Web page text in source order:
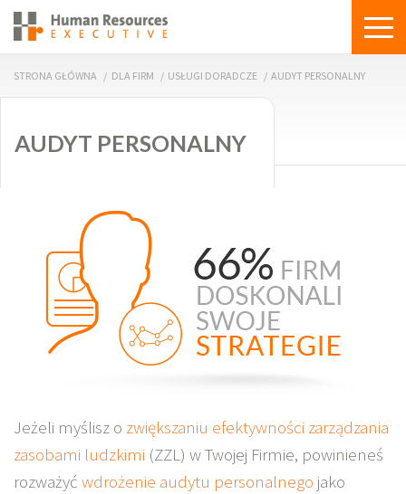
STRONA GŁÓWNA / DLA FIRM / USŁUGI DORADCZE / AUDYT PERSONALNY
AUDYT PERSONALNY
Jeżeli myślisz o zwiększaniu efektywności zarządzania
zasobami ludzkimi (ZZL) w Twojej Firmie, powinieneś
rozważyć wdrożenie audytu personalnego jako